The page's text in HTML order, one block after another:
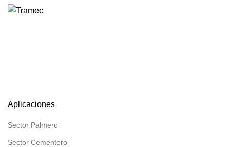
Aplicaciones
Sector Palmero
Sector Cementero